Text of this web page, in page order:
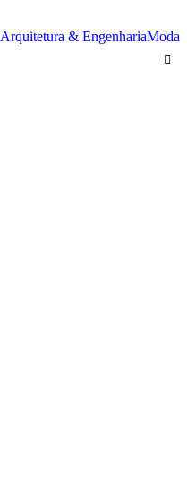
Arquitetura & EngenhariaModa